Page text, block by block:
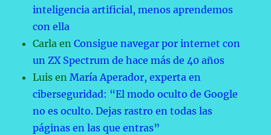
inteligencia artificial, menos aprendemos
con ella
Carla enConsigue navegar por internet con
un ZX Spectrum de hace más de 40 años
Luis enMaría Aperador, experta en
ciberseguridad: “El modo oculto de Google
no es oculto. Dejas rastro en todas las
páginas en las que entras”